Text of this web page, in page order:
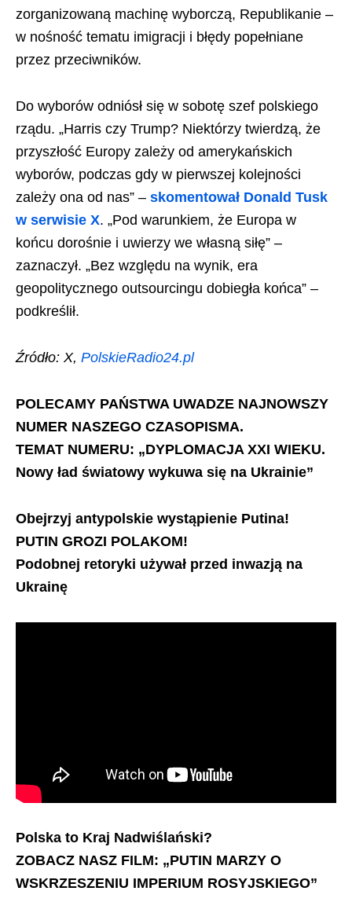
zorganizowaną machinę wyborczą, Republikanie –
w nośność tematu imigracji i błędy popełniane
przez przeciwników.
Do wyborów odniósł się w sobotę szef polskiego
rządu. „Harris czy Trump? Niektórzy twierdzą, że
przyszłość Europy zależy od amerykańskich
wyborów, podczas gdy w pierwszej kolejności
zależy ona od nas” – skomentował Donald Tusk
w serwisie X. „Pod warunkiem, że Europa w
końcu dorośnie i uwierzy we własną siłę” –
zaznaczył. „Bez względu na wynik, era
geopolitycznego outsourcingu dobiegła końca” –
podkreślił.
Źródło: X, PolskieRadio24.pl
POLECAMY PAŃSTWA UWADZE NAJNOWSZY
NUMER NASZEGO CZASOPISMA.
TEMAT NUMERU: „DYPLOMACJA XXI WIEKU.
Nowy ład światowy wykuwa się na Ukrainie”
Obejrzyj antypolskie wystąpienie Putina!
PUTIN GROZI POLAKOM!
Podobnej retoryki używał przed inwazją na
Ukrainę
Polska to Kraj Nadwiślański?
ZOBACZ NASZ FILM: „PUTIN MARZY O
WSKRZESZENIU IMPERIUM ROSYJSKIEGO”